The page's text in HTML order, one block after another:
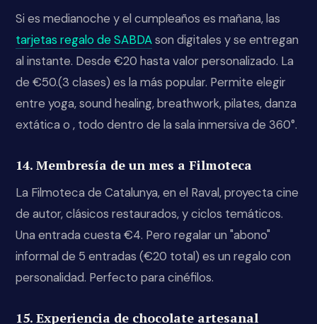
Si es medianoche y el cumpleaños es mañana, las
tarjetas regalo de SABDAson digitales y se entregan
al instante. Desde €20 hasta valor personalizado. La
de €50.(3 clases) es la más popular. Permite elegir
entre yoga, sound healing, breathwork, pilates, danza
extática o , todo dentro de la sala inmersiva de 360°.
14. Membresía de un mes a Filmoteca
La Filmoteca de Catalunya, en el Raval, proyecta cine
de autor, clásicos restaurados, y ciclos temáticos.
Una entrada cuesta €4. Pero regalar un "abono"
informal de 5 entradas (€20 total) es un regalo con
personalidad. Perfecto para cinéfilos.
15. Experiencia de chocolate artesanal